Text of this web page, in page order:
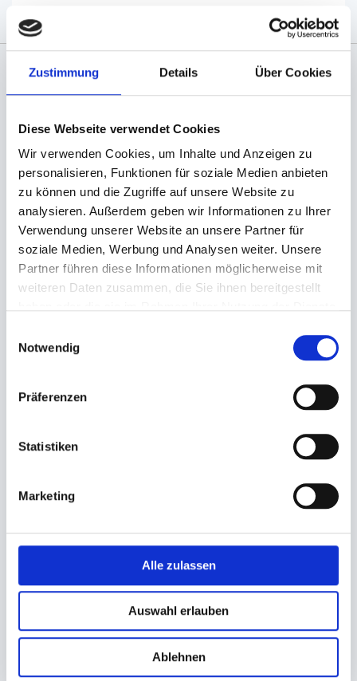
Zustimmung Details Über Cookies
Diese Webseite verwendet Cookies
Wir verwenden Cookies, um Inhalte und Anzeigen zu
personalisieren, Funktionen für soziale Medien anbieten
zu können und die Zugriffe auf unsere Website zu
analysieren. Außerdem geben wir Informationen zu Ihrer
Verwendung unserer Website an unsere Partner für
soziale Medien, Werbung und Analysen weiter. Unsere
Partner führen diese Informationen möglicherweise mit
weiteren Daten zusammen, die Sie ihnen bereitgestellt
Notwendig
Präferenzen
Statistiken
Marketing
Alle zulassen
Auswahl erlauben
Ablehnen
Angaben zur Informationspflichten der GPSR
Bullhamm 24-26, D-26441 Jever, info@packpack.de
Sie könnten auch an folgenden Artikeln
interessiert sein
Tischsets Tablettauflagen
30x40cm
Tischdecke Dunicel Rolle
1,18x40m Rll. -cream-
In den Warenkorb
Tischläufer, Evolin- Tête-á-
Tête